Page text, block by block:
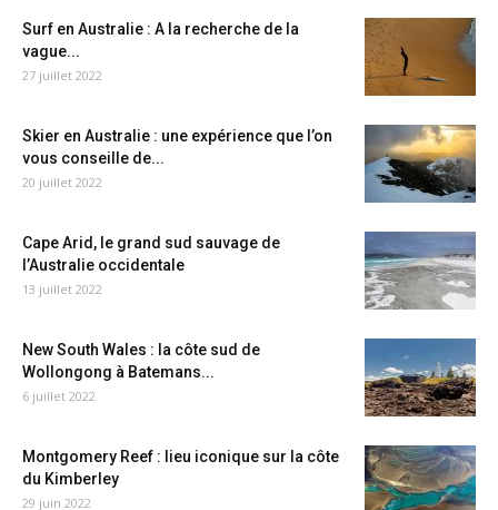
Surf en Australie : A la recherche de la
vague...
27 juillet 2022
Skier en Australie : une expérience que l’on
vous conseille de...
20 juillet 2022
Cape Arid, le grand sud sauvage de
l’Australie occidentale
13 juillet 2022
New South Wales : la côte sud de
Wollongong à Batemans...
6 juillet 2022
Montgomery Reef : lieu iconique sur la côte
du Kimberley
29 juin 2022